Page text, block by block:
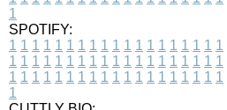
1
SPOTIFY:
1 1 1 1 1 1 1 1 1 1 1 1 1 1 1 1 1 1 1
1 1 1 1 1 1 1 1 1 1 1 1 1 1 1 1 1 1 1
1 1 1 1 1 1 1 1 1 1 1 1 1 1 1 1 1 1 1
1